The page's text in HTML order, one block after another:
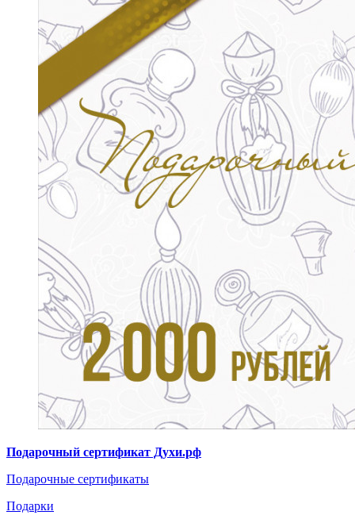
Подарочный сертификат Духи.рф
Подарочные сертификаты
Подарки